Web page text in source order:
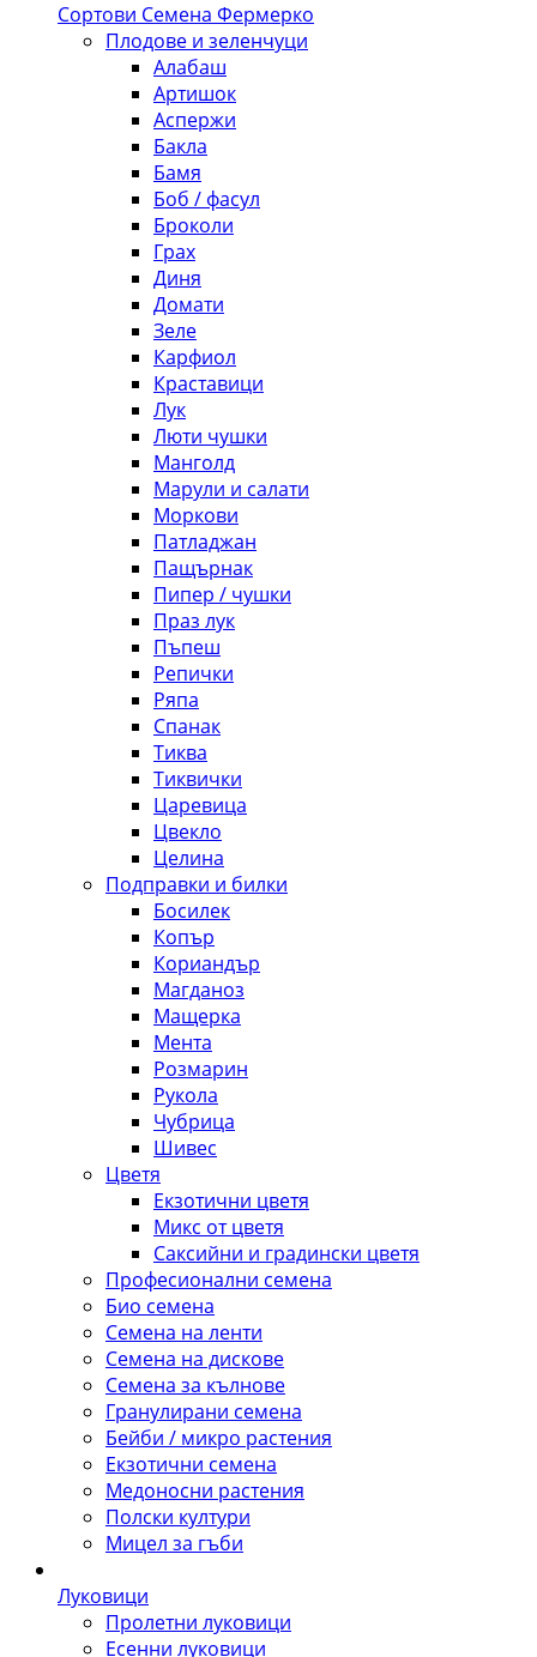
Сортови Семена Фермерко
Плодове и зеленчуци
Алабаш
Артишок
Аспержи
Бакла
Бамя
Боб / фасул
Броколи
Грах
Диня
Домати
Зеле
Карфиол
Краставици
Лук
Люти чушки
Манголд
Марули и салати
Моркови
Патладжан
Пащърнак
Пипер / чушки
Праз лук
Пъпеш
Репички
Ряпа
Спанак
Тиква
Тиквички
Царевица
Цвекло
Целина
Подправки и билки
Босилек
Копър
Кориандър
Магданоз
Мащерка
Мента
Розмарин
Рукола
Чубрица
Шивес
Цветя
Екзотични цветя
Микс от цветя
Саксийни и градински цветя
Професионални семена
Био семена
Семена на ленти
Семена на дискове
Семена за кълнове
Гранулирани семена
Бейби / микро растения
Екзотични семена
Медоносни растения
Полски култури
Мицел за гъби
Луковици
Пролетни луковици
Есенни луковици